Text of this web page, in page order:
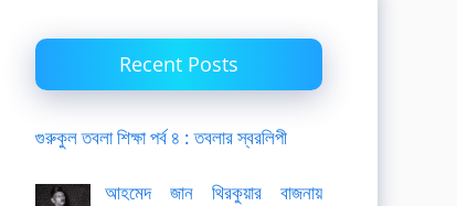
Recent Posts
গুরুকুল তবলা শিক্ষা পর্ব ৪ : তবলার স্বরলিপী
আহমেদ জান থিরকুয়ার বাজনায়